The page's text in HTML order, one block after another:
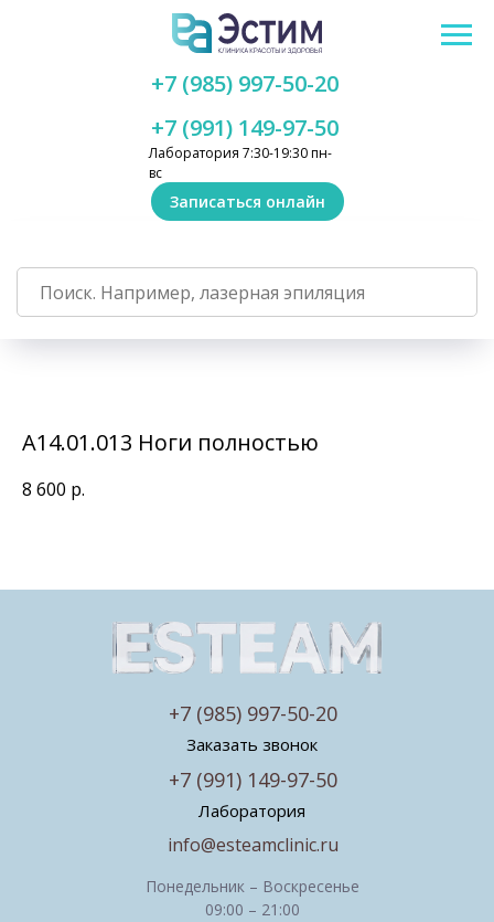
Лаборатория 7:30-19:30 пн-
вс
+7 (991) 149-97-50
+7 (985) 997-50-20
Записаться онлайн
А14.01.013 Ноги полностью
8 600 р.
Понедельник – Воскресенье
09:00 – 21:00
Заказать звонок
Лаборатория
info@esteamclinic.ru
+7 (991) 149-97-50
+7 (985) 997-50-20